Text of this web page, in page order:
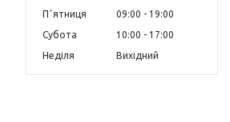
Пʼятниця
09:00
19:00
Субота
10:00
17:00
Неділя
Вихідний